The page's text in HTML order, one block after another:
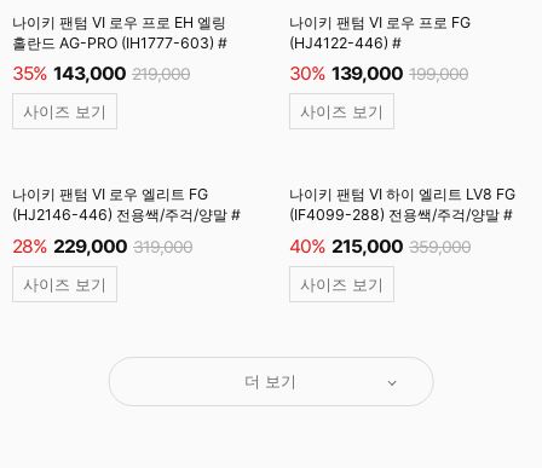
나이키 팬텀 VI 로우 프로 EH 엘링
홀란드 AG-PRO (IH1777-603) #
35% 143,000 219,000
사이즈 보기
나이키 팬텀 VI 로우 프로 FG
(HJ4122-446) #
30% 139,000 199,000
사이즈 보기
나이키 팬텀 VI 로우 엘리트 FG
(HJ2146-446) 전용쌕/주걱/양말 #
28% 229,000 319,000
사이즈 보기
나이키 팬텀 VI 하이 엘리트 LV8 FG
(IF4099-288) 전용쌕/주걱/양말 #
40% 215,000 359,000
사이즈 보기
더 보기